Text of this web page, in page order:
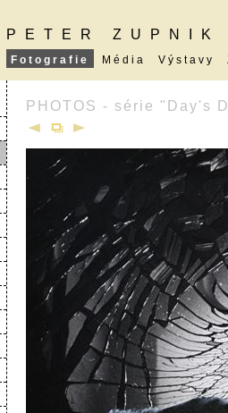
PETER ZUPNIK
Fotografie Média Výstavy
PHOTOS - série "Day's